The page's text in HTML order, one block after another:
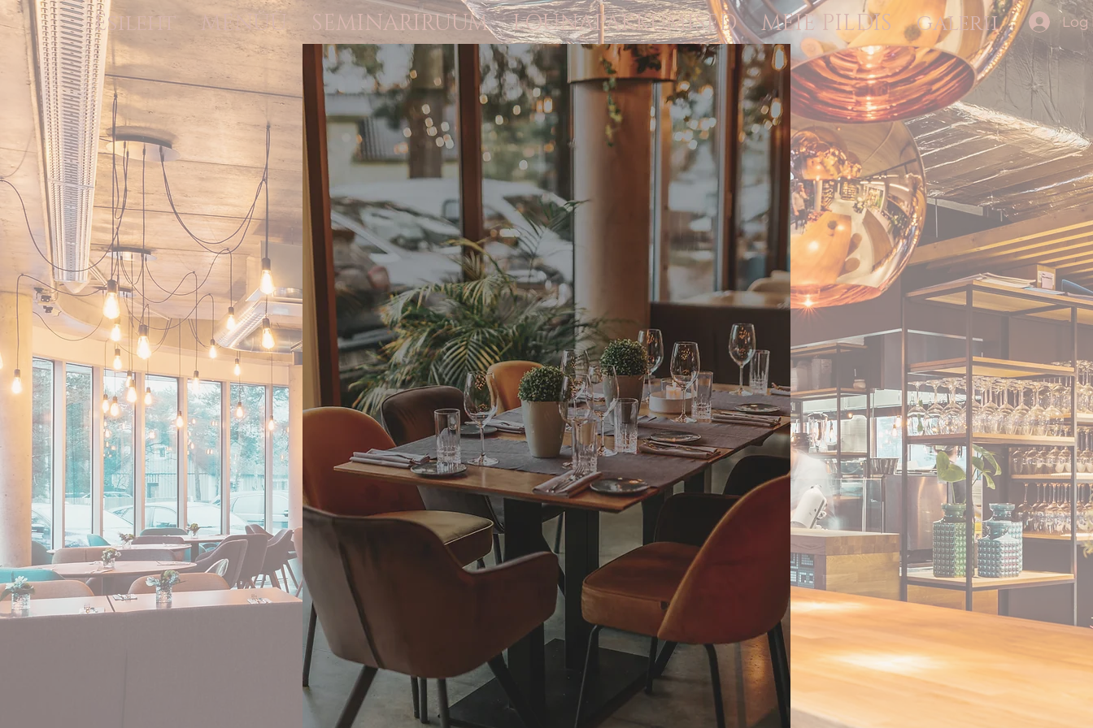
Esileht MENÜÜ SEMINARIRUUM LÕUNAPAKKUMISED MEIE PILDIS galerii Log